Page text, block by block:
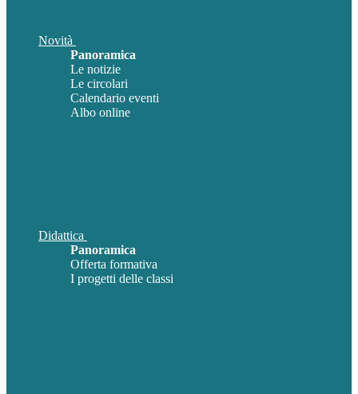
Novità
Panoramica
Le notizie
Le circolari
Calendario eventi
Albo online
Didattica
Panoramica
Offerta formativa
I progetti delle classi